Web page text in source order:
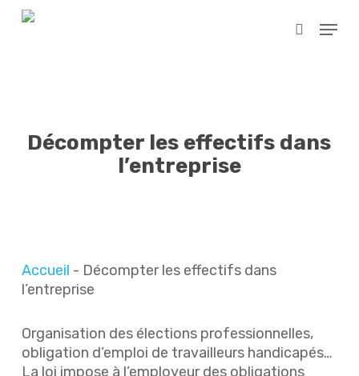
Skip
search
Menu
Décompter les effectifs dans
l’entreprise
Accueil - Décompter les effectifs dans
l’entreprise
Organisation des élections professionnelles,
obligation d’emploi de travailleurs handicapés…
La loi impose à l’employeur des obligations